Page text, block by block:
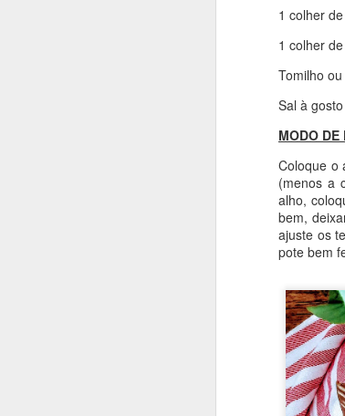
1 colher
1 colher
Tomilho
Sal à gosto
MODO DE
Coloque o
(menos a
alho,
bem,
ajuste os
pote bem
1 colher
110g de
40g de
1 pitada de
150-165g
4g fermento
6g de
1 colher
MODO DE
Em uma
cacau e
e
(eu
minutos